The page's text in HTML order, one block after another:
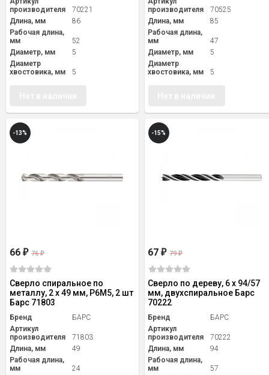
производителя
70221
Длина, мм
86
Рабочая длина,
мм
52
Диаметр, мм
5
Диаметр
хвостовика, мм
5
производителя
70525
Длина, мм
85
Рабочая длина,
мм
47
Диаметр, мм
5
Диаметр
хвостовика, мм
5
-13%
66 ₽ 76₽
Сверло спиральное по
металлу, 2 x 49 мм, Р6М5, 2 шт
Барс 71803
Бренд
БАРС
Артикул
производителя
71803
Длина, мм
49
Рабочая длина,
мм
24
-15%
67₽ 79₽
Сверло по дереву, 6 х 94/57
мм, двухспиральное Барс
70222
Бренд
БАРС
Артикул
производителя
70222
Длина, мм
94
Рабочая длина,
мм
57